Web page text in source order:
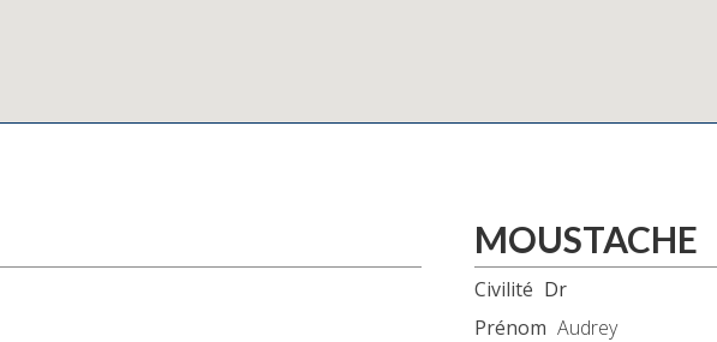
MOUSTACHE
Civilité Dr
Prénom Audrey